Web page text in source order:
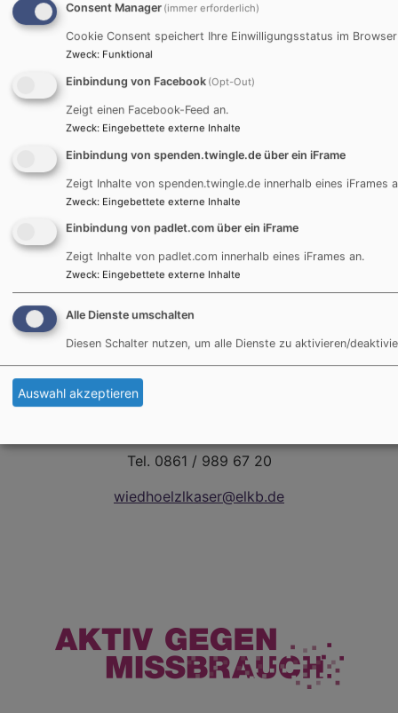
Jugendbildungshaus Wiedhölzlkaser
www.wiedhoelzlkaser.de
Bei Anfragen wenden Sie sich bitte an:
Evang. Jugend im Dekanat Traunstein
Martin-Luther-Platz 2
Tel. 0861 / 989 67 20
wiedhoelzlkaser@elkb.de
Consent Manager (immer erforderlich)
Cookie Consent speichert Ihre Einwilligungsstatus im Browser
Zweck: Funktional
Einbindung von Facebook (Opt-Out)
Zeigt einen Facebook-Feed an.
Zweck: Eingebettete externe Inhalte
Einbindung von spenden.twingle.de über ein iFrame
Zeigt Inhalte von spenden.twingle.de innerhalb eines iFrames
Zweck: Eingebettete externe Inhalte
Einbindung von padlet.com über ein iFrame
Zeigt Inhalte von padlet.com innerhalb eines iFrames an.
Zweck: Eingebettete externe Inhalte
Alle Dienste umschalten
Diesen Schalter nutzen, um alle Dienste zu aktivieren/
Auswahl akzeptieren